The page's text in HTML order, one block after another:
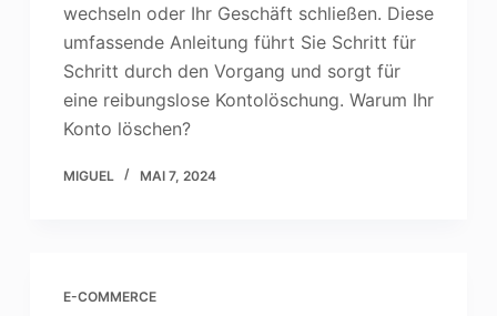
wechseln oder Ihr Geschäft schließen. Diese
umfassende Anleitung führt Sie Schritt für
Schritt durch den Vorgang und sorgt für
eine reibungslose Kontolöschung. Warum Ihr
Konto löschen?
MIGUEL MAI 7, 2024
E-COMMERCE